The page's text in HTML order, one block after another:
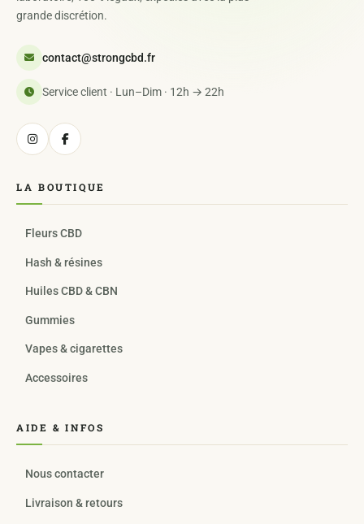
grande discrétion.
contact@strongcbd.fr
Service client · Lun–Dim · 12h → 22h
LA BOUTIQUE
Fleurs CBD
Hash & résines
Huiles CBD & CBN
Gummies
Vapes & cigarettes
Accessoires
AIDE & INFOS
Nous contacter
Livraison & retours